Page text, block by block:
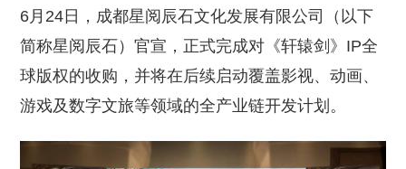
6月24日，成都星阅辰石文化发展有限公司（以下
简称星阅辰石）官宣，正式完成对《轩辕剑》IP全
球版权的收购，并将在后续启动覆盖影视、动画、
游戏及数字文旅等领域的全产业链开发计划。